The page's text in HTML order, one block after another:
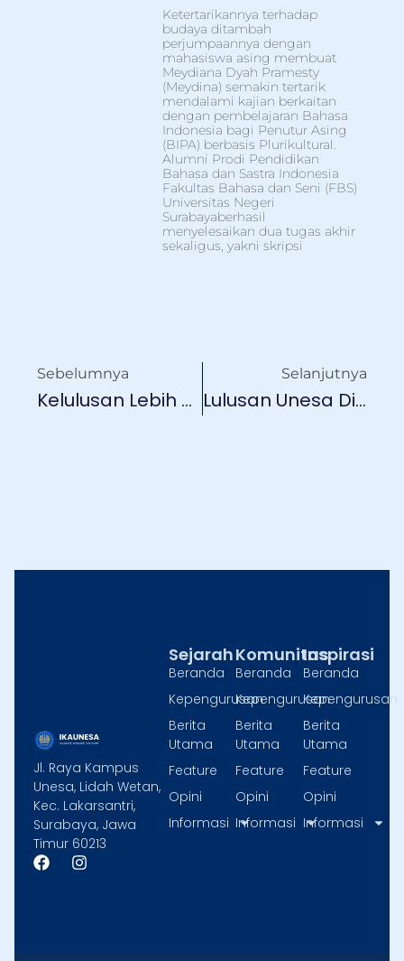
Ketertarikannya terhadap
budaya ditambah
perjumpaannya dengan
mahasiswa asing membuat
Meydiana Dyah Pramesty
(Meydina) semakin tertarik
mendalami kajian berkaitan
dengan pembelajaran Bahasa
Indonesia bagi Penutur Asing
(BIPA) berbasis Plurikultural.
Alumni Prodi Pendidikan
Bahasa dan Sastra Indonesia
Fakultas Bahasa dan Seni (FBS)
Universitas Negeri
Surabayaberhasil
menyelesaikan dua tugas akhir
sekaligus, yakni skripsi
Sebelumnya
Kelulusan Lebih Mudah Dengan Layanan Neo Yudisium
Selanjutnya
Lulusan Unesa Dibekali Perencanaan Karier Sejak Sebelum Lulus
Jl. Raya Kampus
Unesa, Lidah Wetan,
Kec. Lakarsantri,
Surabaya, Jawa
Timur 60213
F
a
I
n
Inspirasi
Beranda
Kepengurusan
Berita
Utama
Feature
Opini
Informasi
Komunitas
Beranda
Kepengurusan
Berita
Utama
Feature
Opini
Informasi
Sejarah
Beranda
Kepengurusan
Berita
Utama
Feature
Opini
Informasi